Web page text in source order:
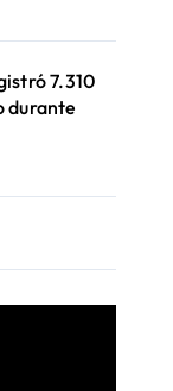
7.310
durante